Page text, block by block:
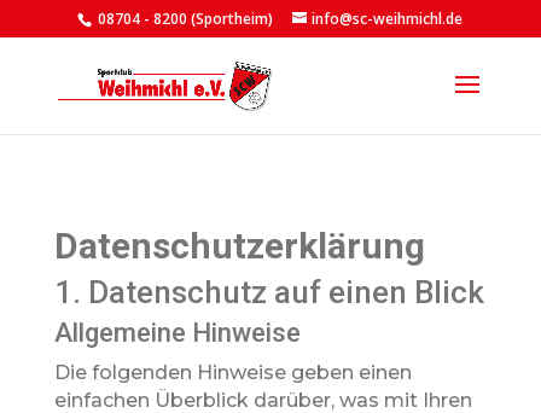
08704 - 8200 (Sportheim) info@sc-weihmichl.de
Datenschutz­erklärung
1. Datenschutz auf einen Blick
Allgemeine Hinweise
Die folgenden Hinweise geben einen
einfachen Überblick darüber, was mit Ihren